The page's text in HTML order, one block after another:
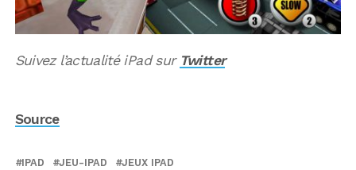
Suivez l’actualité iPad sur Twitter
Source
IPAD JEU-IPAD JEUX IPAD